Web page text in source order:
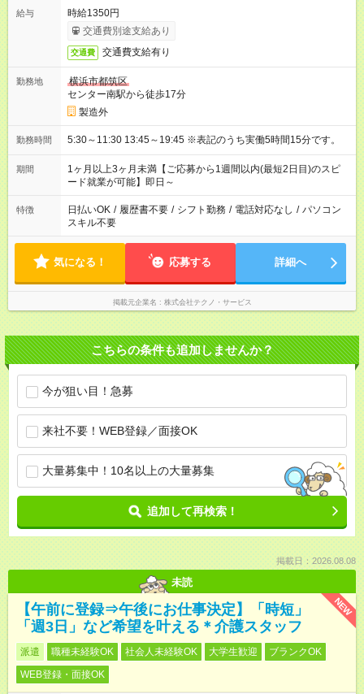
給与
時給1350円
交通費別途支給あり
交通費 交通費支給有り
勤務地
横浜市都筑区
センター南駅から徒歩17分
製造外
勤務時間 5:30～11:30 13:45～19:45 ※表記のうち実働5時間15分です。
期間
1ヶ月以上3ヶ月未満【ご応募から1週間以内(最短2日目)のスピ
ード就業が可能】即日～
特徴 日払いOK / 履歴書不要 / シフト勤務 / 電話対応なし / パソコン
スキル不要
気になる！ 応募する 詳細へ
掲載元企業名 株式会社テクノ・サービス
こちらの条件も追加しませんか？
今が狙い目！急募
来社不要！WEB登録／面接OK
大量募集中！10名以上の大量募集
追加して再検索！
掲載日：2026.08.08
未読
NEW
【午前に登録⇒午後にお仕事決定】「時短」
「週3日」など希望を叶える＊介護スタッフ
派遣 職種未経験OK 社会人未経験OK 大学生歓迎
ブランクOK
WEB登録・面接OK